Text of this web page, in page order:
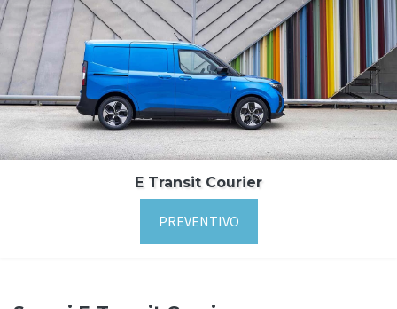
E Transit Courier
PREVENTIVO